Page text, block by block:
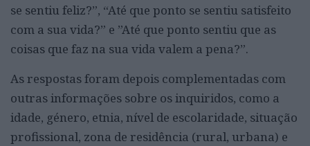
se sentiu feliz?”, “Até que ponto se sentiu satisfeito
com a sua vida?” e ”Até que ponto sentiu que as
coisas que faz na sua vida valem a pena?”.
As respostas foram depois complementadas com
outras informações sobre os inquiridos, como a
idade, género, etnia, nível de escolaridade, situação
profissional, zona de residência (rural, urbana) e